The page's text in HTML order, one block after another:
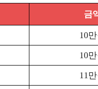
금
10
10
11